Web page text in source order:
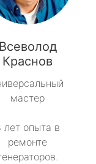
Всеволод
Краснов
мастер
лет опыта в
ремонте